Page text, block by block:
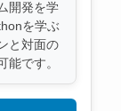
開発を学
を学ぶ
と対面の
能です。